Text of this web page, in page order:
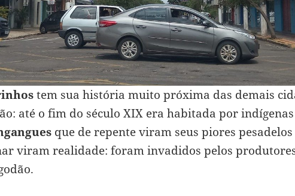
tem sua história muito próxima das demais
até o fim do século XIX era habitada por indígenas
que de repente viram seus piores pesadelos
viram realidade: foram invadidos pelos